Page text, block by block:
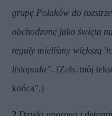
grupę Polaków do
obchodzone jako święta
reguły mieliśmy większą
listopada”. (Zob. mój
końca”.)